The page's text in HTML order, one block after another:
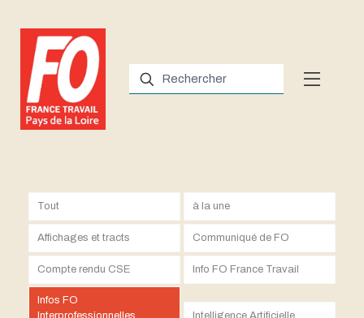
Tout à la une
Affichages et tracts Communiqué de FO
Compte rendu CSE Info FO France Travail
Infos FO